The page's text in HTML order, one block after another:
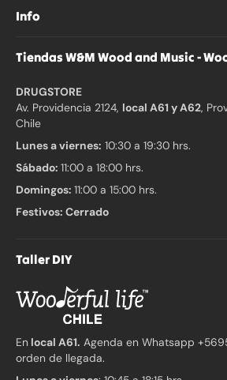
Info
Tiendas W&M Wood and Music -
DRUGSTORE
Av. Providencia 2124, local A61 y A62,
Chile
Lunes a viernes: 10:30 a 19:30 hrs.
Sábado: 11:00 a 18:00 hrs.
Domingos: 11:00 a 15:00 hrs.
Festivos: Cerrado
Taller DIY
En local A61. Agenda en Whatsapp
orden de llegada.